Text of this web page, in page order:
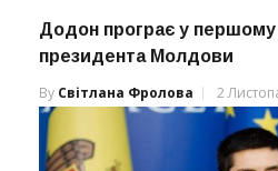
Додон програє у першому
президента Молдови
By Світлана Фролова 2